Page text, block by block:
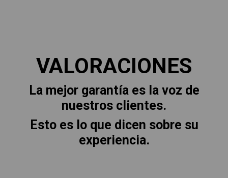
VALORACIONES
La mejor garantía es la voz de
nuestros clientes.
Esto es lo que dicen sobre su
experiencia.